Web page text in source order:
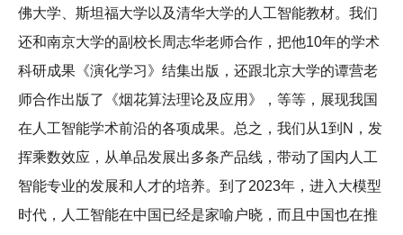
佛大学、斯坦福大学以及清华大学的人工智能教材。我们
还和南京大学的副校长周志华老师合作，把他10年的学术
科研成果《演化学习》结集出版，还跟北京大学的谭营老
师合作出版了《烟花算法理论及应用》，等等，展现我国
在人工智能学术前沿的各项成果。总之，我们从1到N，发
挥乘数效应，从单品发展出多条产品线，带动了国内人工
智能专业的发展和人才的培养。到了2023年，进入大模型
时代，人工智能在中国已经是家喻户晓，而且中国也在推